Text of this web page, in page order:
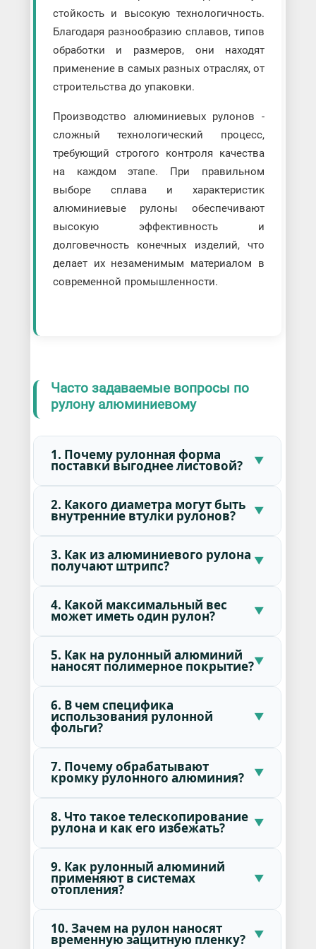
стойкость и высокую технологичность.
Благодаря разнообразию сплавов, типов
обработки и размеров, они находят
применение в самых разных отраслях, от
строительства до упаковки.
Производство алюминиевых рулонов -
сложный технологический процесс,
требующий строгого контроля качества
на каждом этапе. При правильном
выборе сплава и характеристик
алюминиевые рулоны обеспечивают
высокую эффективность и
долговечность конечных изделий, что
делает их незаменимым материалом в
современной промышленности.
Часто задаваемые вопросы по
рулону алюминиевому
1. Почему рулонная форма
поставки выгоднее листовой?
2. Какого диаметра могут быть
внутренние втулки рулонов?
3. Как из алюминиевого рулона
получают штрипс?
4. Какой максимальный вес
может иметь один рулон?
5. Как на рулонный алюминий
наносят полимерное покрытие?
6. В чем специфика
использования рулонной
фольги?
7. Почему обрабатывают
кромку рулонного алюминия?
8. Что такое телескопирование
рулона и как его избежать?
9. Как рулонный алюминий
применяют в системах
отопления?
10. Зачем на рулон наносят
временную защитную пленку?